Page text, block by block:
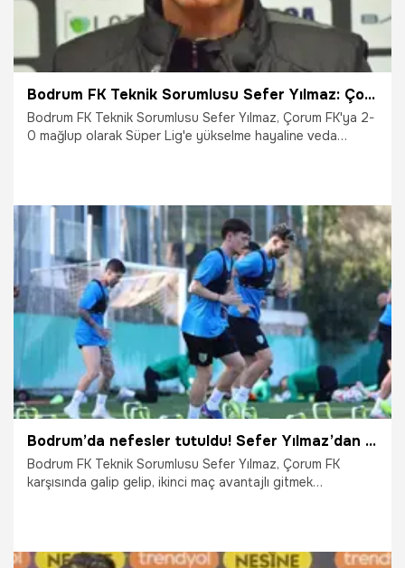
Bodrum FK Teknik Sorumlusu Sefer Yılmaz: Çok üzüntülüyüz
Bodrum FK Teknik Sorumlusu Sefer Yılmaz, Çorum FK'ya 2-
0 mağlup olarak Süper Lig'e yükselme hayaline veda
15.05.2026 TFF 1.Lig
Bodrum’da nefesler tutuldu! Sefer Yılmaz’dan Çorum FK öncesi kritik mesaj
Bodrum FK Teknik Sorumlusu Sefer Yılmaz, Çorum FK
karşısında galip gelip, ikinci maç avantajlı gitmek